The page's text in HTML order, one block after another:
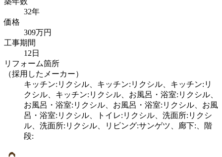
32年
価格
309万円
工事期間
12日
リフォーム箇所
（採用したメーカー）
キッチン:リクシル、キッチン:リクシル、キッチン:リ
クシル、キッチン:リクシル、お風呂・浴室:リクシル、
お風呂・浴室:リクシル、お風呂・浴室:リクシル、お風
呂・浴室:リクシル、トイレ:リクシル、洗面所:リクシ
ル、洗面所:リクシル、リビング:サンゲツ、廊下:、階
段: